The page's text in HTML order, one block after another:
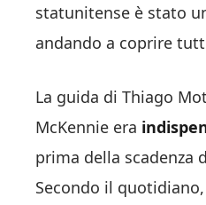
statunitense è stato
andando a coprire
La guida di Thiago
McKennie era
prima della scadenza
Secondo il